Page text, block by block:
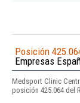
Posición
Empresas
Medsport Clinic
posición 425.064 del